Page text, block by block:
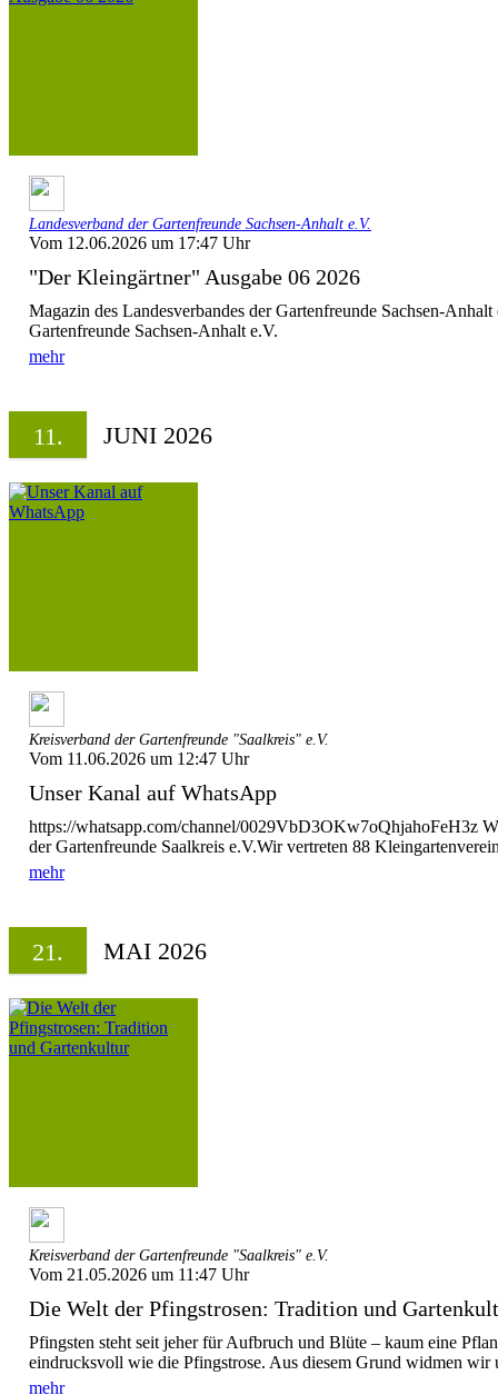
Landesverband der Gartenfreunde Sachsen-Anhalt e.V.
Vom 12.06.2026 um 17:47 Uhr
"Der Kleingärtner" Ausgabe 06 2026
Magazin des Landesverbandes der Gartenfreunde Sachsen-
Gartenfreunde Sachsen-Anhalt e.V.
mehr
11. JUNI 2026
Kreisverband der Gartenfreunde "Saalkreis" e.V.
Vom 11.06.2026 um 12:47 Uhr
Unser Kanal auf WhatsApp
https://whatsapp.com/channel/0029VbD3OKw7oQhjahoFeH3z
der Gartenfreunde Saalkreis e.V.Wir vertreten 88
mehr
21. MAI 2026
Kreisverband der Gartenfreunde "Saalkreis" e.V.
Vom 21.05.2026 um 11:47 Uhr
Die Welt der Pfingstrosen: Tradition und
Pfingsten steht seit jeher für Aufbruch und Blüte – kaum eine
eindrucksvoll wie die Pfingstrose. Aus diesem Grund widmen wir
mehr